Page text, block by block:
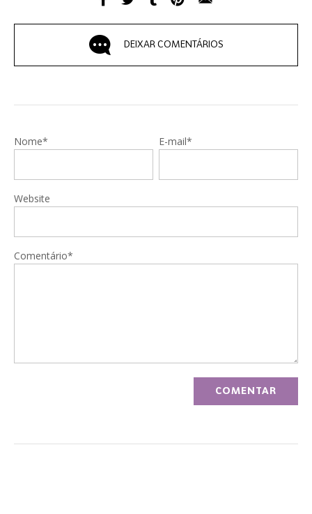
DEIXAR COMENTÁRIOS
Nome* E-mail*
Website
Comentário*